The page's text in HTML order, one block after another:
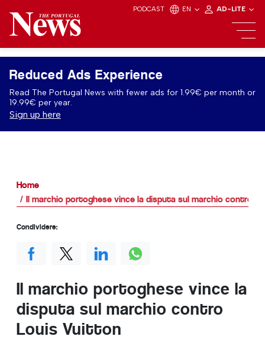
PODCAST EN AD-LITE
Reduced Ads Experience
Read The Portugal News with fewer ads for 1.99€ per month or
19.99€ per year.
Sign up here
Home
Il marchio portoghese vince la disputa sul marchio contro
Il marchio portoghese vince la
disputa sul marchio contro
Louis Vuitton
Condividere: